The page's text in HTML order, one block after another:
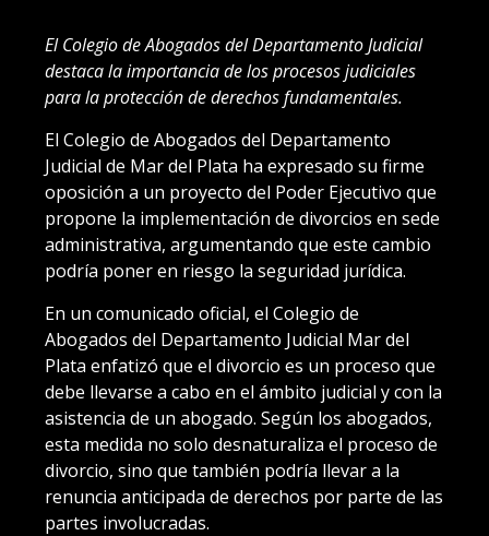
El Colegio de Abogados del Departamento Judicial
destaca la importancia de los procesos judiciales
para la protección de derechos fundamentales.
El Colegio de Abogados del Departamento
Judicial de Mar del Plata ha expresado su firme
oposición a un proyecto del Poder Ejecutivo que
propone la implementación de divorcios en sede
administrativa, argumentando que este cambio
podría poner en riesgo la seguridad jurídica.
En un comunicado oficial, el Colegio de
Abogados del Departamento Judicial Mar del
Plata enfatizó que el divorcio es un proceso que
debe llevarse a cabo en el ámbito judicial y con la
asistencia de un abogado. Según los abogados,
esta medida no solo desnaturaliza el proceso de
divorcio, sino que también podría llevar a la
renuncia anticipada de derechos por parte de las
partes involucradas.